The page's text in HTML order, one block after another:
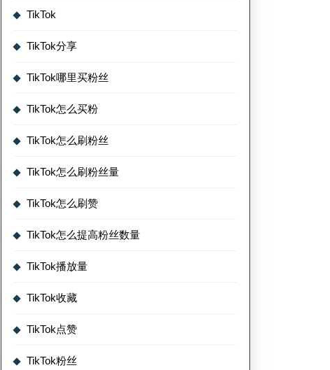
TikTok
TikTok分享
TikTok哪里买粉丝
TikTok怎么买粉
TikTok怎么刷粉丝
TikTok怎么刷粉丝量
TikTok怎么刷赞
TikTok怎么提高粉丝数量
TikTok播放量
TikTok收藏
TikTok点赞
TikTok粉丝